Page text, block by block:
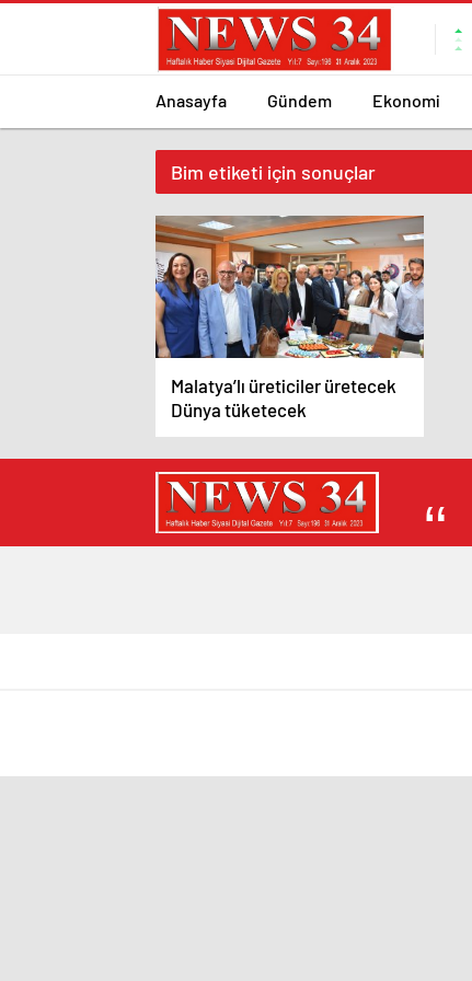
Anasayfa Gündem Ekonomi
Bim etiketi için sonuçlar
Malatya’lı üreticiler üretecek
Dünya tüketecek